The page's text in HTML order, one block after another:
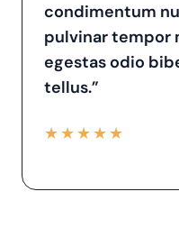
condimentum
pulvinar tempor
egestas odio
tellus.”
★★★★★